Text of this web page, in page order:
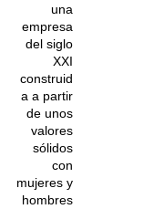
una
empresa
del siglo
XXI
construid
a a partir
de unos
valores
sólidos
con
mujeres y
hombres